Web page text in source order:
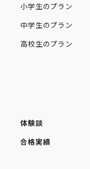
小学生のプラン
中学生のプラン
高校生のプラン
体験談
合格実績